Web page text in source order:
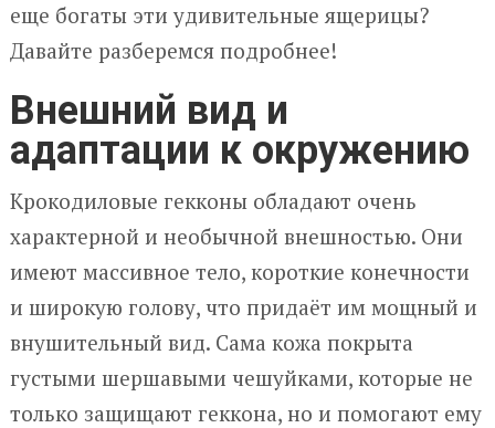
еще богаты эти удивительные ящерицы?
Давайте разберемся подробнее!
Внешний вид и
адаптации к окружению
Крокодиловые гекконы обладают очень
характерной и необычной внешностью. Они
имеют массивное тело, короткие конечности
и широкую голову, что придаёт им мощный и
внушительный вид. Сама кожа покрыта
густыми шершавыми чешуйками, которые не
только защищают геккона, но и помогают ему